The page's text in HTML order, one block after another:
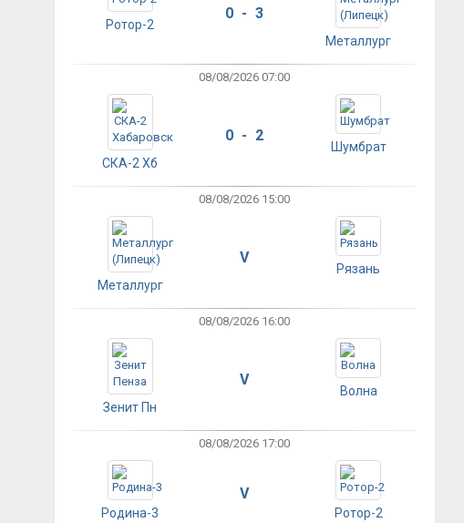
Ротор-2
0 - 3
Металлург
08/08/2026 07:00
СКА-2 Хб
0 - 2
Шумбрат
08/08/2026 15:00
Металлург
V
Рязань
08/08/2026 16:00
Зенит Пн
V
Волна
08/08/2026 17:00
Родина-3
V
Ротор-2